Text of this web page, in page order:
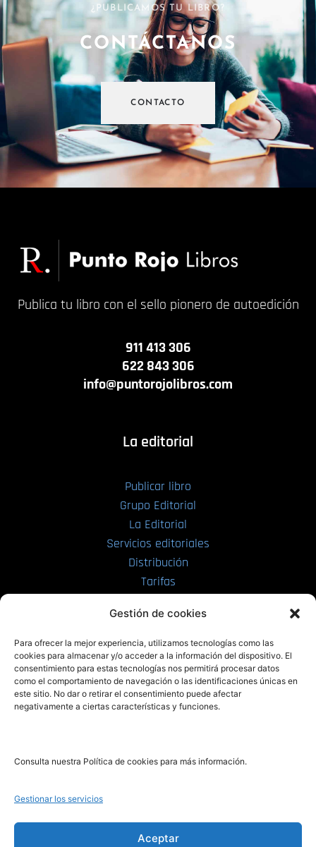
Gestión de cookies
Para ofrecer la mejor experiencia, utilizamos tecnologías como las
cookies para almacenar y/o acceder a la información del dispositivo. El
consentimiento para estas tecnologías nos permitirá procesar datos
como el comportamiento de navegación o las identificaciones únicas en
este sitio. No dar o retirar el consentimiento puede afectar
negativamente a ciertas características y funciones.
Consulta nuestra Política de cookies para más información.
Gestionar los servicios
Aceptar
¿PUBLICAMOS TU LIBRO?
CONTÁCTANOS
CONTACTO
Publica tu libro con el sello pionero de autoedición
911 413 306
622 843 306
info@puntorojolibros.com
La editorial
Publicar libro
Grupo Editorial
La Editorial
Servicios editoriales
Distribución
Tarifas
PRL | Films
PRL | Play
PRL | LAB
Noticias
Legal